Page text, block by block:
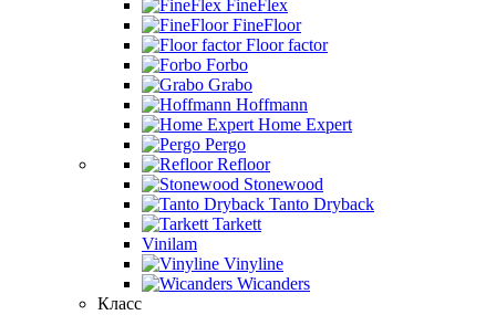
FineFlex
FineFloor
Floor factor
Forbo
Grabo
Hoffmann
Home Expert
Pergo
Refloor
Stonewood
Tanto Dryback
Tarkett
Vinilam
Vinyline
Wicanders
Класс